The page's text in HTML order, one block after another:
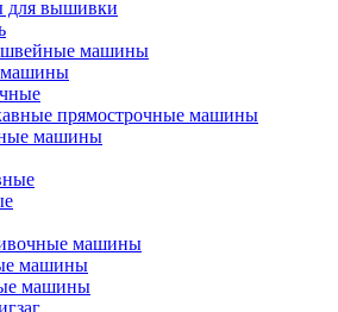
для вышивки
машины
прямострочные машины
машины
машины
машины
машины